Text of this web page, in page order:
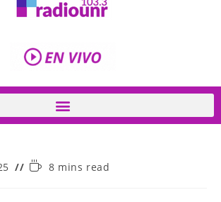
8 mins read